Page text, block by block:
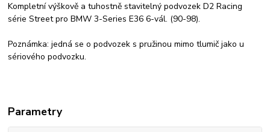
Kompletní výškově a tuhostně stavitelný podvozek D2 Racing
série Street pro BMW 3-Series E36 6-vál. (90-98).
Poznámka: jedná se o podvozek s pružinou mimo tlumič jako u
sériového podvozku.
Parametry